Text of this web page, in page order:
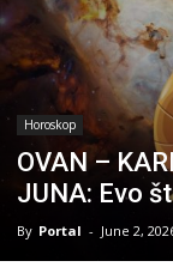
Horoskop
OVAN –
JUNA: Evo
By Portal - June 2,